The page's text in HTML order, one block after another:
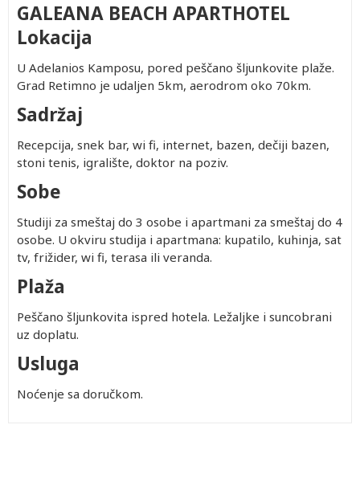
GALEANA BEACH APARTHOTEL
Lokacija
U Adelanios Kamposu, pored peščano šljunkovite plaže.
Grad Retimno je udaljen 5km, aerodrom oko 70km.
Sadržaj
Recepcija, snek bar, wi fi, internet, bazen, dečiji bazen,
stoni tenis, igralište, doktor na poziv.
Sobe
Studiji za smeštaj do 3 osobe i apartmani za smeštaj do 4
osobe. U okviru studija i apartmana: kupatilo, kuhinja, sat
tv, frižider, wi fi, terasa ili veranda.
Plaža
Peščano šljunkovita ispred hotela. Ležaljke i suncobrani
uz doplatu.
Usluga
Noćenje sa doručkom.